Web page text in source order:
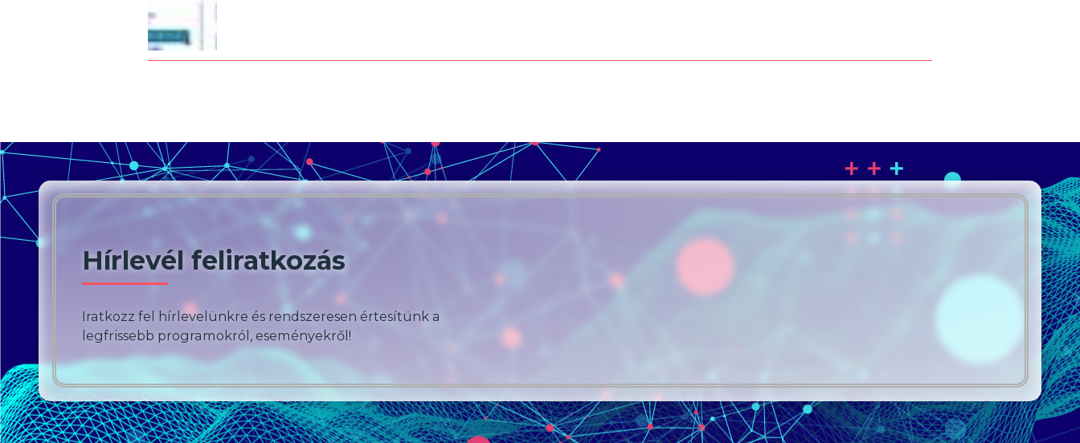
Hírlevél feliratkozás
Iratkozz fel hírlevelünkre és rendszeresen értesítünk a
legfrissebb programokról, eseményekről!